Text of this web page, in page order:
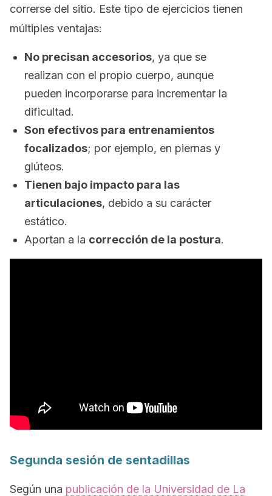
correrse del sitio. Este tipo de ejercicios tienen
múltiples ventajas:
No precisan accesorios, ya que se
realizan con el propio cuerpo, aunque
pueden incorporarse para incrementar la
dificultad.
Son efectivos para entrenamientos
focalizados; por ejemplo, en piernas y
glúteos.
Tienen bajo impacto para las
articulaciones, debido a su carácter
estático.
Aportan a la corrección de la postura.
Segunda sesión de sentadillas
Según una publicación de la Universidad de La